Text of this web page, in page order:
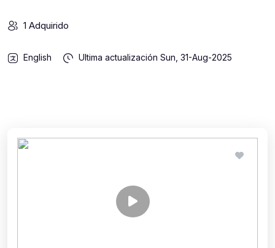
1 Adquirido
English Ultima actualización Sun, 31-Aug-2025